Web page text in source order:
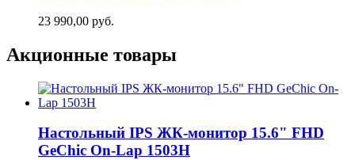
23 990,00 руб.
Акционные товары
Настольный IPS ЖК-монитор 15.6" FHD
GeСhic On-Lap 1503H